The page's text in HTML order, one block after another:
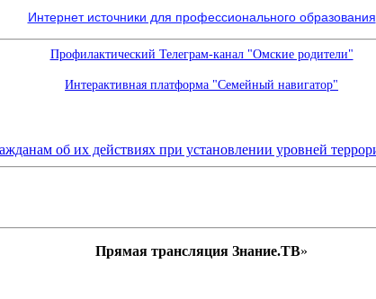
Интернет источники для профессионального образования
Профилактический Телеграм-канал "Омские родители"
Интерактивная платформа "Семейный навигатор"
Прямая трансляция Знание.ТВ»